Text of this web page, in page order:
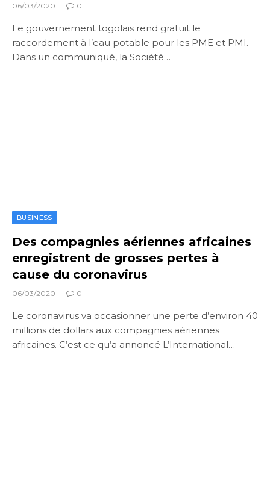
06/03/2020 0
Le gouvernement togolais rend gratuit le
raccordement à l’eau potable pour les PME et PMI.
Dans un communiqué, la Société…
BUSINESS
Des compagnies aériennes africaines
enregistrent de grosses pertes à
cause du coronavirus
06/03/2020 0
Le coronavirus va occasionner une perte d’environ 40
millions de dollars aux compagnies aériennes
africaines. C’est ce qu’a annoncé L’International…